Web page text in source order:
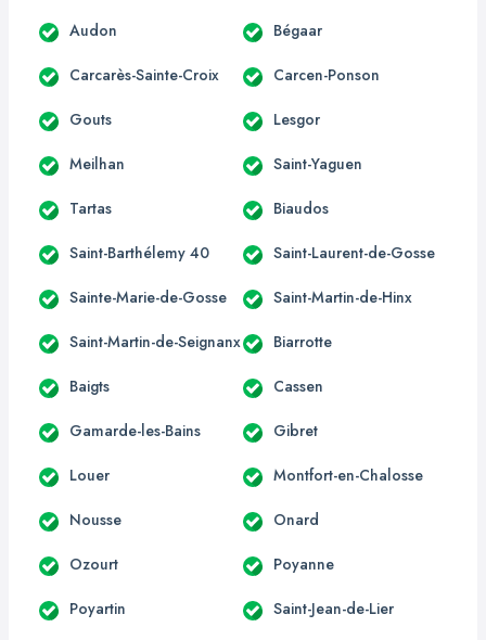
Audon Bégaar
Carcarès-Sainte-Croix Carcen-Ponson
Gouts Lesgor
Meilhan Saint-Yaguen
Tartas Biaudos
Saint-Barthélemy 40 Saint-Laurent-de-Gosse
Sainte-Marie-de-Gosse Saint-Martin-de-Hinx
Saint-Martin-de-Seignanx Biarrotte
Baigts Cassen
Gamarde-les-Bains Gibret
Louer Montfort-en-Chalosse
Nousse Onard
Ozourt Poyanne
Poyartin Saint-Jean-de-Lier